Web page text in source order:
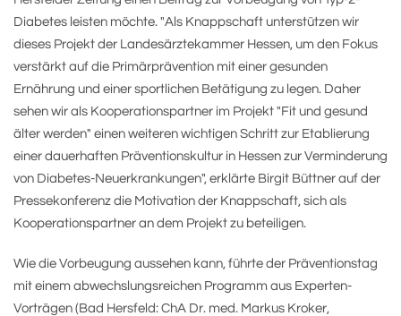
Diabetes leisten möchte. "Als Knappschaft unterstützen wir
dieses Projekt der Landesärztekammer Hessen, um den Fokus
verstärkt auf die Primärprävention mit einer gesunden
Ernährung und einer sportlichen Betätigung zu legen. Daher
sehen wir als Kooperationspartner im Projekt "Fit und gesund
älter werden" einen weiteren wichtigen Schritt zur Etablierung
einer dauerhaften Präventionskultur in Hessen zur Verminderung
von Diabetes-Neuerkrankungen", erklärte Birgit Büttner auf der
Pressekonferenz die Motivation der Knappschaft, sich als
Kooperationspartner an dem Projekt zu beteiligen.
Wie die Vorbeugung aussehen kann, führte der Präventionstag
mit einem abwechslungsreichen Programm aus Experten-
Vorträgen (Bad Hersfeld: ChA Dr. med. Markus Kroker,